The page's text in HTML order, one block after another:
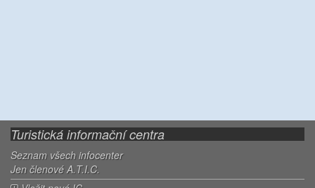
Turistická informační centra
Seznam všech infocenter
Jen členové A.T.I.C.